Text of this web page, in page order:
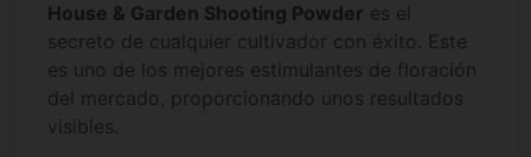
House & Garden Shooting Powder es el
secreto de cualquier cultivador con éxito. Este
es uno de los mejores estimulantes de floración
del mercado, proporcionando unos resultados
visibles.